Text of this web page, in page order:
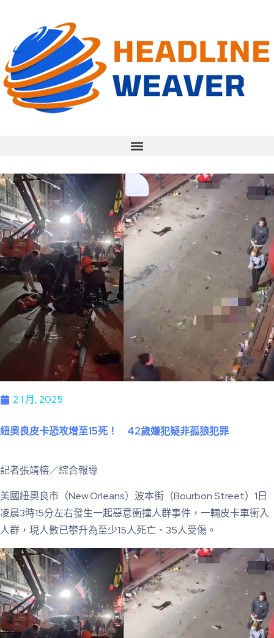
2 1 月, 2025
紐奧良皮卡恐攻增至15死！ 42歲嫌犯疑非孤狼犯罪
記者張靖榕／綜合報導
美國紐奧良市（New Orleans）波本街（Bourbon Street）1日
凌晨3時15分左右發生一起惡意衝撞人群事件，一輛皮卡車衝入
人群，現人數已攀升為至少15人死亡、35人受傷。